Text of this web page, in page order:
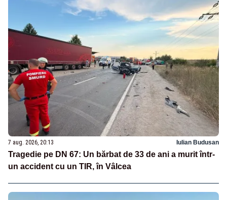
7 aug. 2026, 20:13 Iulian Budusan
Tragedie pe DN 67: Un bărbat de 33 de ani a murit într-
un accident cu un TIR, în Vâlcea